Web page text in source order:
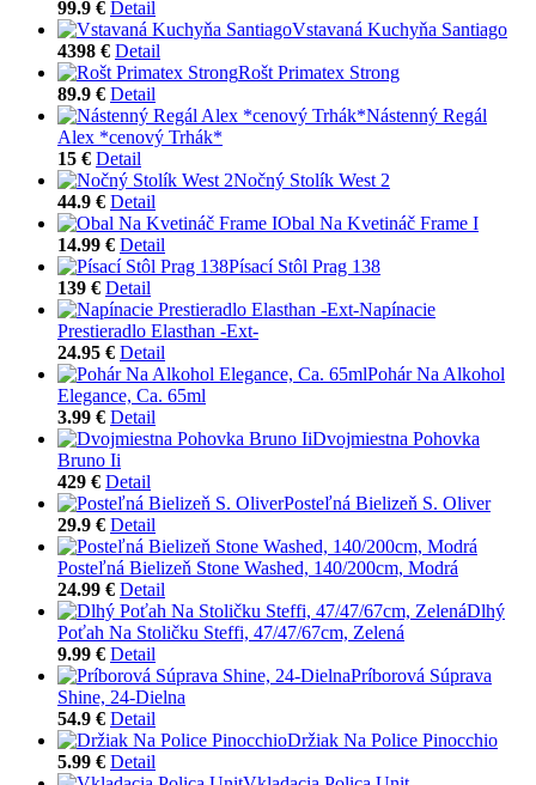
99.9 € Detail
Vstavaná Kuchyňa Santiago
4398 € Detail
Rošt Primatex Strong
89.9 € Detail
Nástenný Regál
Alex *cenový Trhák*
15 € Detail
Nočný Stolík West 2
44.9 € Detail
Obal Na Kvetináč Frame I
14.99 € Detail
Písací Stôl Prag 138
139 € Detail
Napínacie
Prestieradlo Elasthan -Ext-
24.95 € Detail
Pohár Na Alkohol
Elegance, Ca. 65ml
3.99 € Detail
Dvojmiestna Pohovka
Bruno Ii
429 € Detail
Posteľná Bielizeň S. Oliver
29.9 € Detail
Posteľná Bielizeň Stone Washed, 140/200cm, Modrá
24.99 € Detail
Dlhý
Poťah Na Stoličku Steffi, 47/47/67cm, Zelená
9.99 € Detail
Príborová Súprava
Shine, 24-Dielna
54.9 € Detail
Držiak Na Police Pinocchio
5.99 € Detail